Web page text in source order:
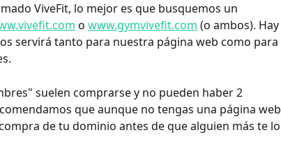
ViveFit, lo mejor es que busquemos un
o www.gymvivefit.com (o ambos). Hay
servirá tanto para nuestra página web como para
suelen comprarse y no pueden haber 2
que aunque no tengas una página web
de tu dominio antes de que alguien más te lo